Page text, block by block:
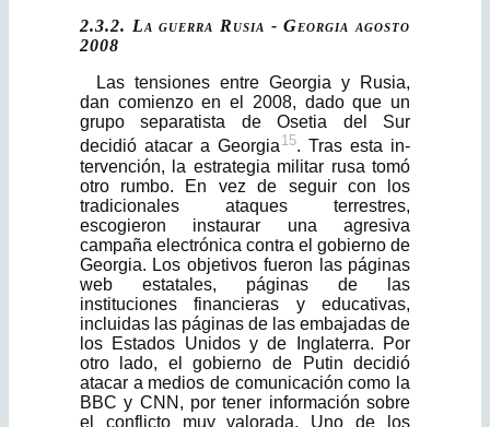
2.3.2. La guerra Rusia - Georgia agosto
2008
Las tensiones entre Georgia y Rusia,
dan comienzo en el 2008, dado que un
grupo separatista de Osetia del Sur
decidió atacar a Georgia15. Tras esta in­
tervención, la estrategia militar rusa tomó
otro rumbo. En vez de seguir con los
tradicionales ataques terrestres,
escogieron instaurar una agresiva
campaña electrónica contra el gobierno de
Georgia. Los objetivos fueron las páginas
web estatales, páginas de las
instituciones financieras y educativas,
incluidas las páginas de las embajadas de
los Estados Unidos y de Inglaterra. Por
otro lado, el gobierno de Putin decidió
atacar a medios de comunicación como la
BBC y CNN, por tener información sobre
el conflicto muy valorada. Uno de los